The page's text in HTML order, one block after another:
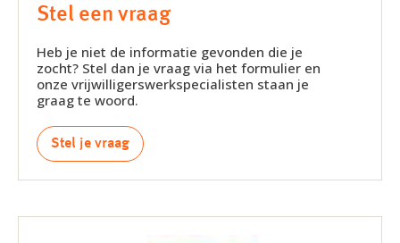
Stel een vraag
Heb je niet de informatie gevonden die je
zocht? Stel dan je vraag via het formulier en
onze vrijwilligerswerkspecialisten staan je
graag te woord.
Stel je vraag